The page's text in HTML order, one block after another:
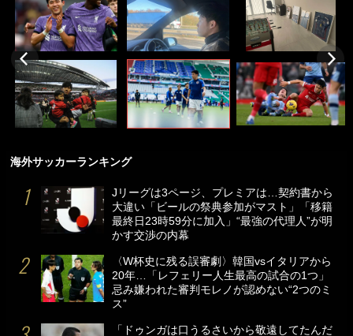
海外サッカーランキング
Jリーグは3ページ、プレミアは…契約書から
大違い「ビールの祭典参加がマスト」「移籍
最終日23時59分に加入」“最強の代理人”が明
かす交渉の内幕
〈W杯史に残る誤審劇〉韓国vsイタリアから
20年…「レフェリー人生最高の試合の1つ」
忌み嫌われた審判モレノが認めない“2つのミ
ス”
「ドゥンガは口うるさいから敬遠してたんだ